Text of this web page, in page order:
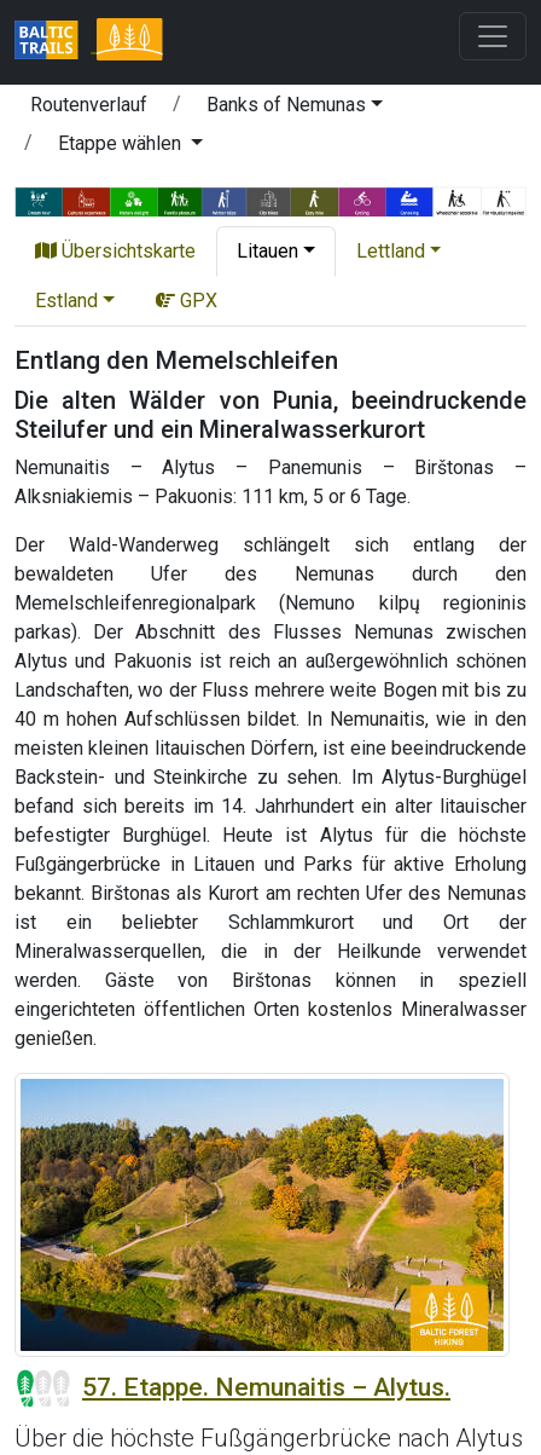
Routenverlauf
Banks of Nemunas
Etappe wählen
Übersichtskarte Litauen Lettland
Estland GPX
Entlang den Memelschleifen
Die alten Wälder von Punia, beeindruckende
Steilufer und ein Mineralwasserkurort
Nemunaitis – Alytus – Panemunis – Birštonas –
Alksniakiemis – Pakuonis: 111 km, 5 or 6 Tage.
Der Wald-Wanderweg schlängelt sich entlang der
bewaldeten Ufer des Nemunas durch den
Memelschleifenregionalpark (Nemuno kilpų regioninis
parkas). Der Abschnitt des Flusses Nemunas zwischen
Alytus und Pakuonis ist reich an außergewöhnlich schönen
Landschaften, wo der Fluss mehrere weite Bogen mit bis zu
40 m hohen Aufschlüssen bildet. In Nemunaitis, wie in den
meisten kleinen litauischen Dörfern, ist eine beeindruckende
Backstein- und Steinkirche zu sehen. Im Alytus-Burghügel
befand sich bereits im 14. Jahrhundert ein alter litauischer
befestigter Burghügel. Heute ist Alytus für die höchste
Fußgängerbrücke in Litauen und Parks für aktive Erholung
bekannt. Birštonas als Kurort am rechten Ufer des Nemunas
ist ein beliebter Schlammkurort und Ort der
Mineralwasserquellen, die in der Heilkunde verwendet
werden. Gäste von Birštonas können in speziell
eingerichteten öffentlichen Orten kostenlos Mineralwasser
genießen.
57. Etappe. Nemunaitis – Alytus.
Über die höchste Fußgängerbrücke nach Alytus